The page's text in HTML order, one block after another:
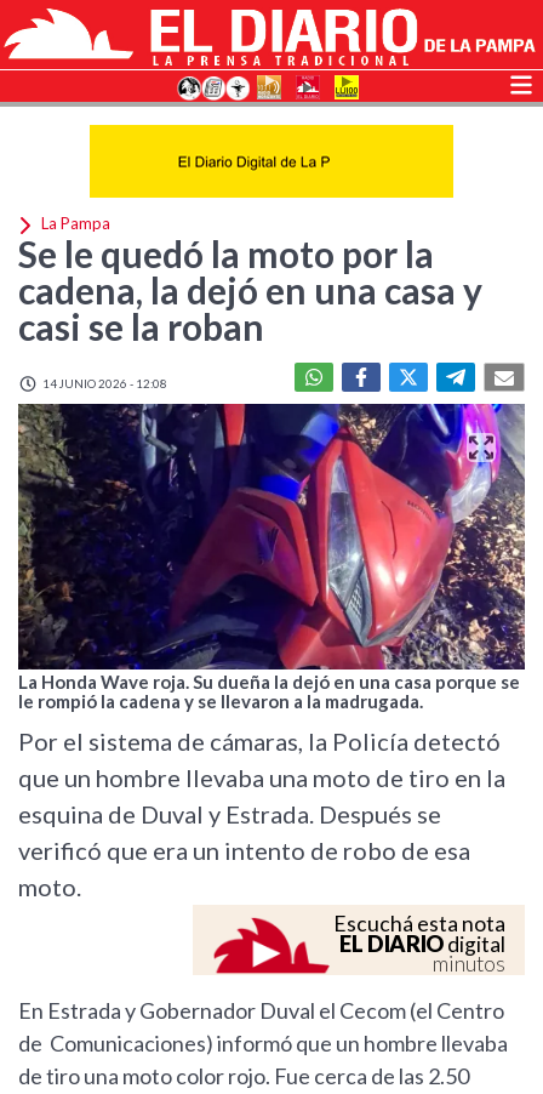
La Pampa
Se le quedó la moto por la
cadena, la dejó en una casa y
casi se la roban
14 JUNIO 2026 - 12:08
La Honda Wave roja. Su dueña la dejó en una casa porque se
le rompió la cadena y se llevaron a la madrugada.
Por el sistema de cámaras, la Policía detectó
que un hombre llevaba una moto de tiro en la
esquina de Duval y Estrada. Después se
verificó que era un intento de robo de esa
moto.
Escuchá esta nota
EL DIARIOdigital
minutos
En Estrada y Gobernador Duval el Cecom (el Centro
de Comunicaciones) informó que un hombre llevaba
de tiro una moto color rojo. Fue cerca de las 2.50